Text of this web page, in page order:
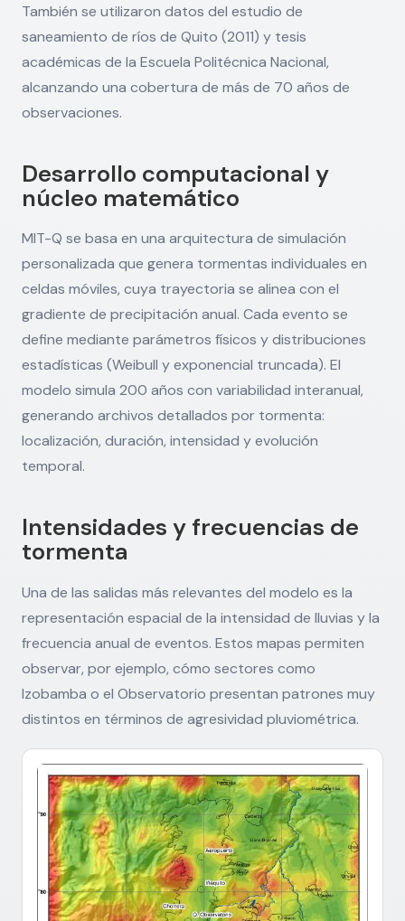
También se utilizaron datos del estudio de
saneamiento de ríos de Quito (2011) y tesis
académicas de la Escuela Politécnica Nacional,
alcanzando una cobertura de más de 70 años de
observaciones.
Desarrollo computacional y
núcleo matemático
MIT-Q se basa en una arquitectura de simulación
personalizada que genera tormentas individuales en
celdas móviles, cuya trayectoria se alinea con el
gradiente de precipitación anual. Cada evento se
define mediante parámetros físicos y distribuciones
estadísticas (Weibull y exponencial truncada). El
modelo simula 200 años con variabilidad interanual,
generando archivos detallados por tormenta:
localización, duración, intensidad y evolución
temporal.
Intensidades y frecuencias de
tormenta
Una de las salidas más relevantes del modelo es la
representación espacial de la intensidad de lluvias y la
frecuencia anual de eventos. Estos mapas permiten
observar, por ejemplo, cómo sectores como
Izobamba o el Observatorio presentan patrones muy
distintos en términos de agresividad pluviométrica.